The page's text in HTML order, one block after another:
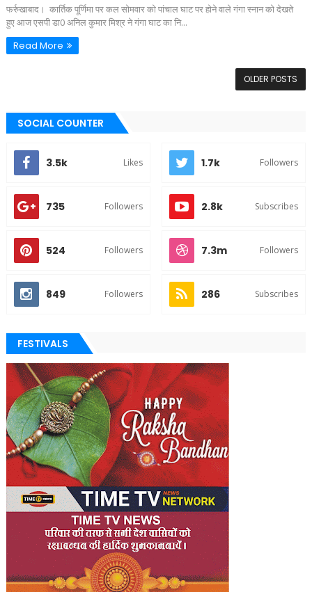
फर्रुखाबाद। कार्तिक पूर्णिमा पर कल सोमवार को पांचाल घाट पर होने वाले गंगा स्नान को देखते
हुए आज एसपी डा0 अनिल कुमार मिश्र ने गंगा घाट का नि...
Read More
OLDER POSTS
SOCIAL COUNTER
3.5k Likes 1.7k Followers
735 Followers 2.8k Subscribes
524 Followers 7.3m Followers
849 Followers 286 Subscribes
FESTIVALS